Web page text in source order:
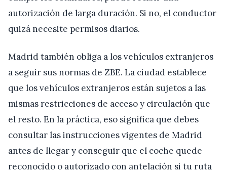
autorización de larga duración. Si no, el conductor
quizá necesite permisos diarios.
Madrid también obliga a los vehículos extranjeros
a seguir sus normas de ZBE. La ciudad establece
que los vehículos extranjeros están sujetos a las
mismas restricciones de acceso y circulación que
el resto. En la práctica, eso significa que debes
consultar las instrucciones vigentes de Madrid
antes de llegar y conseguir que el coche quede
reconocido o autorizado con antelación si tu ruta